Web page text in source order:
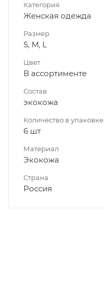
Категория
Женская одежда
Размер
S, M, L
Цвет
В ассортименте
Состав
экокожа
Количество в упаковке
6 шт
Материал
Экокожа
Страна
Россия